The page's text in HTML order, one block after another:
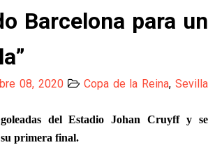
traspasado al Bournemouth
y el Getafe mueve ficha... Las
del mercado de La Liga
al grupo en la sesión
Barcelona para un
08, 2020 Copa de la Reina,Sevilla
del Estadio Johan Cruyff y se
su primera final.